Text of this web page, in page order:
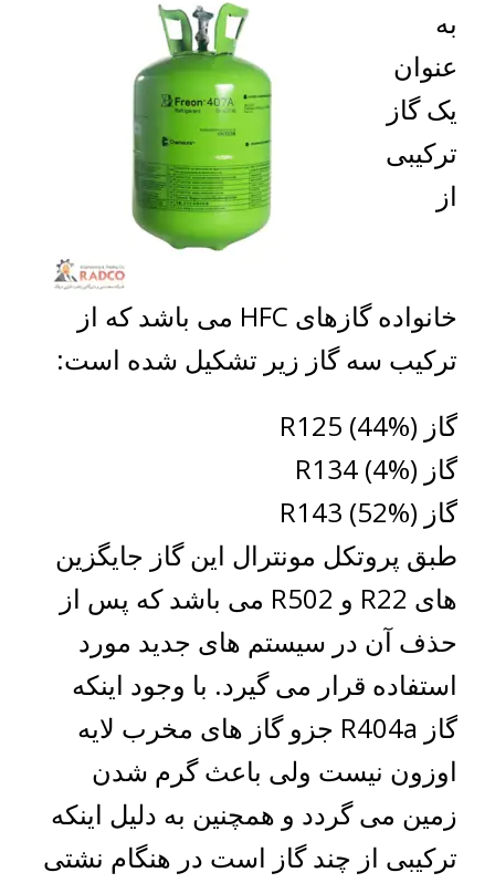
به
عنوان
یک گاز
ترکیبی
از
خانواده گازهای HFC می باشد که از
ترکیب سه گاز زیر تشکیل شده است:
گاز R125 (44%)
گاز R134 (4%)
گاز R143 (52%)
طبق پروتکل مونترال این گاز جایگزین
های R22 و R502 می باشد که پس از
حذف آن در سیستم های جدید مورد
استفاده قرار می گیرد. با وجود اینکه
گاز R404a جزو گاز های مخرب لایه
اوزون نیست ولی باعث گرم شدن
زمین می گردد و همچنین به دلیل اینکه
ترکیبی از چند گاز است در هنگام نشتی